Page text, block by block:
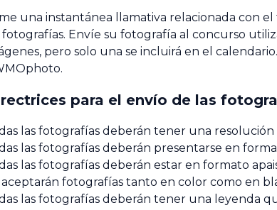
una instantánea llamativa relacionada con
Envíe su fotografía al concurso
pero solo una se incluirá en el
para el envío de las
las fotografías deberán tener una
las fotografías deberán presentarse en
las fotografías deberán estar en formato
aceptarán fotografías tanto en color como en
las fotografías deberán tener una leyenda